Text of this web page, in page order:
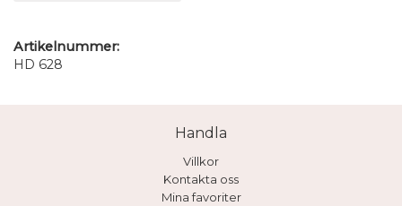
Artikelnummer:
HD 628
Handla
Villkor
Kontakta oss
Mina favoriter